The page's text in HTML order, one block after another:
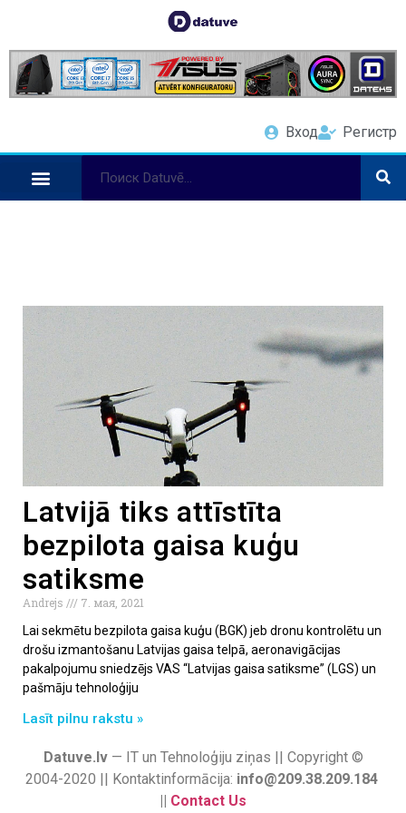
Вход Регистр
Latvijā tiks attīstīta
bezpilota gaisa kuģu
satiksme
Andrejs
7. мая, 2021
Lai sekmētu bezpilota gaisa kuģu (BGK) jeb dronu kontrolētu un
drošu izmantošanu Latvijas gaisa telpā, aeronavigācijas
pakalpojumu sniedzējs VAS “Latvijas gaisa satiksme” (LGS) un
pašmāju tehnoloģiju
Lasīt pilnu rakstu »
Datuve.lv— IT un Tehnoloģiju ziņas || Copyright ©
2004-2020 || Kontaktinformācija: info@209.38.209.184
|| Contact Us